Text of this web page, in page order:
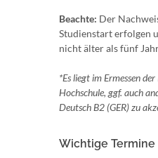
Beachte: Der
Studienstart erfolgen
nicht älter als fünf
*Es liegt im Ermessen
Hochschule, ggf. auch
Deutsch B2 (GER) zu
Wichtige Termine